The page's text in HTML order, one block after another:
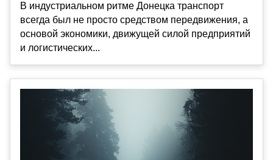
В индустриальном ритме Донецка транспорт
всегда был не просто средством передвижения, а
основой экономики, движущей силой предприятий
и логистических...